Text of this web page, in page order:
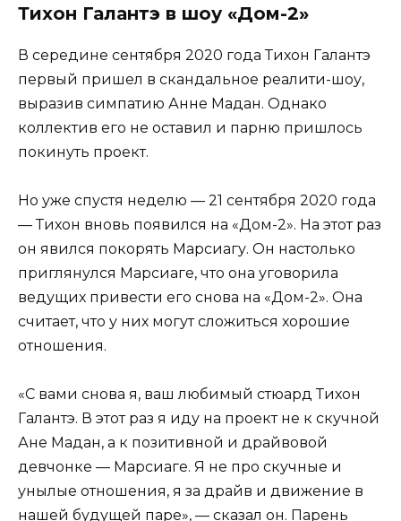
Тихон Галантэ в шоу «Дом-2»
В середине сентября 2020 года Тихон Галантэ
первый пришел в скандальное реалити-шоу,
выразив симпатию Анне Мадан. Однако
коллектив его не оставил и парню пришлось
покинуть проект.
Но уже спустя неделю — 21 сентября 2020 года
— Тихон вновь появился на «Дом-2». На этот раз
он явился покорять Марсиагу. Он настолько
приглянулся Марсиаге, что она уговорила
ведущих привести его снова на «Дом-2». Она
считает, что у них могут сложиться хорошие
отношения.
«С вами снова я, ваш любимый стюард Тихон
Галантэ. В этот раз я иду на проект не к скучной
Ане Мадан, а к позитивной и драйвовой
девчонке — Марсиаге. Я не про скучные и
унылые отношения, я за драйв и движение в
нашей будущей паре», — сказал он. Парень